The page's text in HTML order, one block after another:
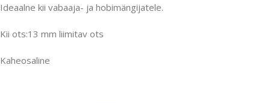
Ideaalne kii vabaaja- ja hobimängijatele.
Kii ots:13 mm liimitav ots
Kaheosaline